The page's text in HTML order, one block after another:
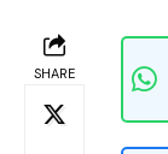
SHARE